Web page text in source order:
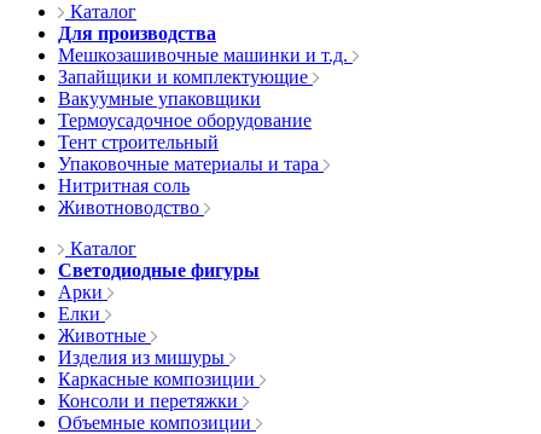
Каталог
Для производства
Мешкозашивочные машинки и т.д.
Запайщики и комплектующие
Вакуумные упаковщики
Термоусадочное оборудование
Тент строительный
Упаковочные материалы и тара
Нитритная соль
Животноводство
Каталог
Светодиодные фигуры
Арки
Елки
Животные
Изделия из мишуры
Каркасные композиции
Консоли и перетяжки
Объемные композиции